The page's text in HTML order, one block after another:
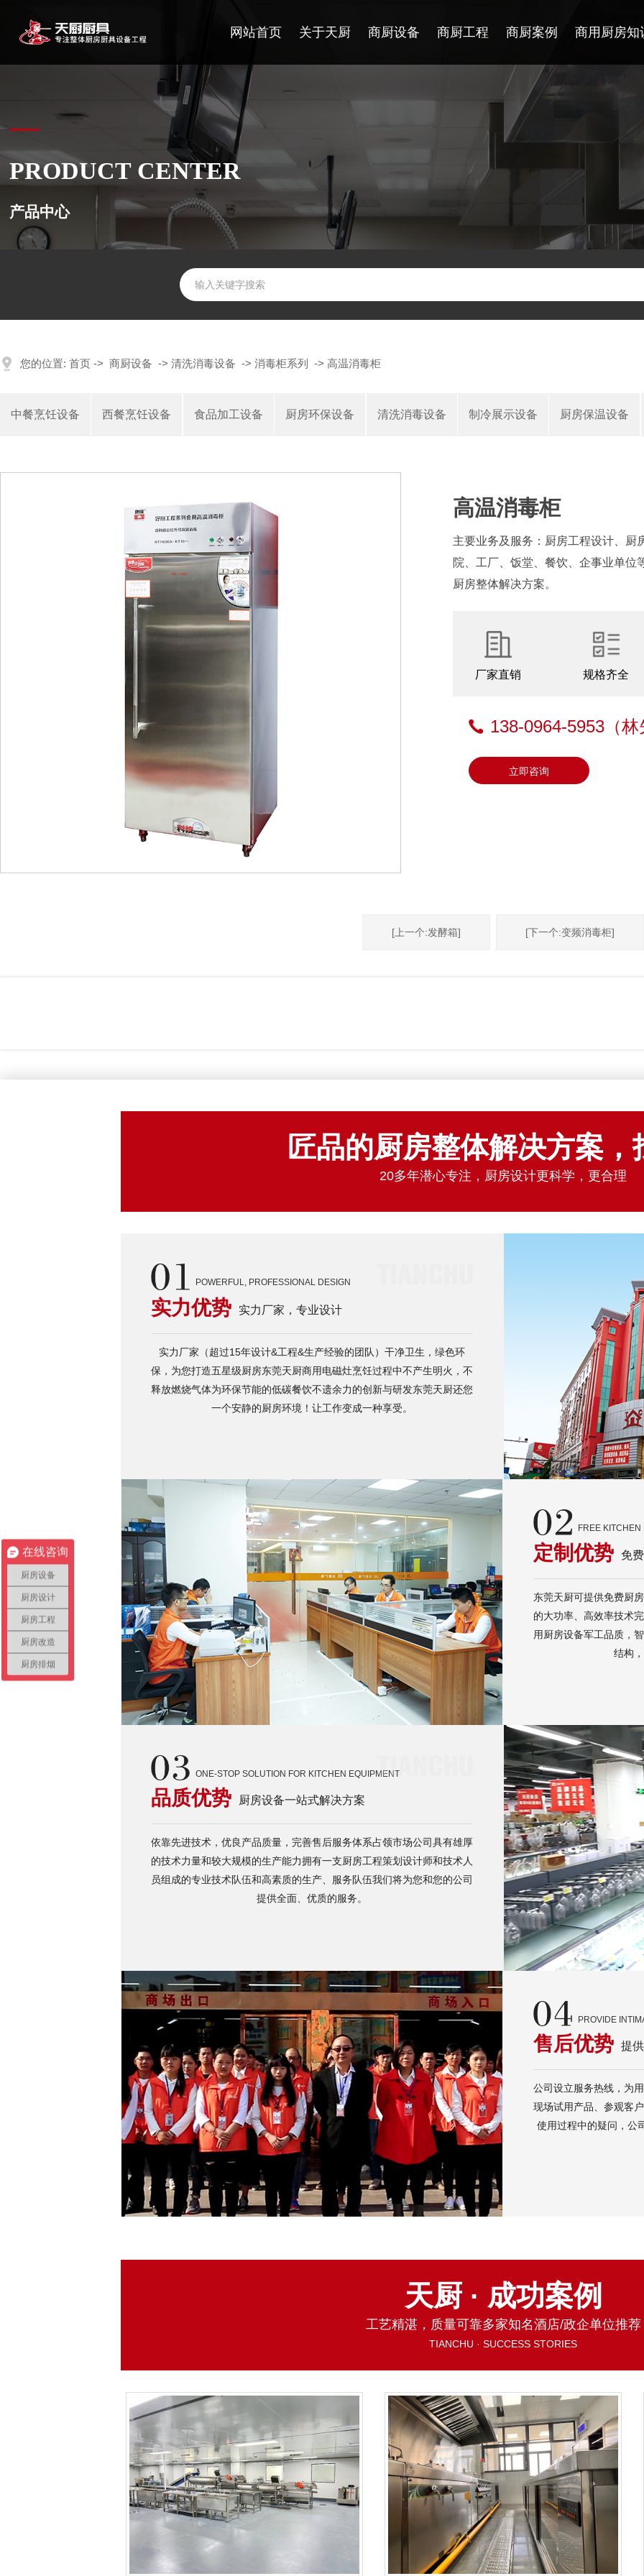
网站首页 关于天厨 商厨设备 商厨工程 商厨案例 商用厨房知
PRODUCT CENTER
产品中心
您的位置: 首页 -> 商厨设备 -> 清洗消毒设备 -> 消毒柜系列 -> 高温消毒柜
中餐烹饪设备 西餐烹饪设备 食品加工设备 厨房环保设备 清洗消毒设备 制冷展示设备 厨房保温设备
高温消毒柜
主要业务及服务：厨房工程设计、厨
院、工厂、饭堂、餐饮、企事业单
厨房整体解决方案。
厂家直销 规格齐全
138-0964-5953 （
立即咨询
[上一个:发酵箱] [下一个:变频消毒柜]
匠品的厨房整体解决方案，
20多年潜心专注，厨房设计更科学，更合理
POWERFUL, PROFESSIONAL DESIGN
实力优势 实力厂家，专业设计
实力厂家（超过15年设计&工程&生产经验的团队）干净卫生，绿色环
保，为您打造五星级厨房东莞天厨商用电磁灶烹饪过程中不产生明火，不
释放燃烧气体为环保节能的低碳餐饮不遗余力的创新与研发东莞天厨还您
一个安静的厨房环境！让工作变成一种享受。
FREE KITCHEN
定制优势 免
东莞天厨可提供免费厨
的大功率、高效率技术
用厨房设备军工品质，
结构
ONE-STOP SOLUTION FOR KITCHEN EQUIPMENT
品质优势 厨房设备一站式解决方案
依靠先进技术，优良产品质量，完善售后服务体系占领市场公司具有雄厚
的技术力量和较大规模的生产能力拥有一支厨房工程策划设计师和技术人
员组成的专业技术队伍和高素质的生产、服务队伍我们将为您和您的公司
提供全面、优质的服务。
PROVIDE
售后优势 提
公司设立服务热线，为
现场试用产品、参观客
使用过程中的疑问，公
天厨 · 成功案例
工艺精湛，质量可靠多家知名酒店/政企单位推荐
TIANCHU · SUCCESS STORIES
在线咨询
厨房设备
厨房设计
厨房工程
厨房改造
厨房排烟